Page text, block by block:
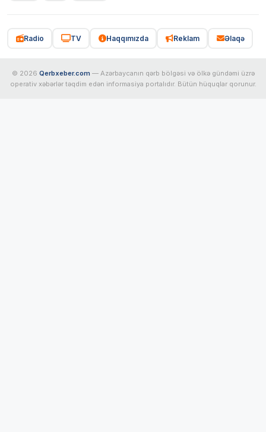
Radio TV Haqqımızda Reklam Əlaqə
© 2026 Qerbxeber.com — Azərbaycanın qərb bölgəsi və ölkə gündəmi üzrə
operativ xəbərlər təqdim edən informasiya portalıdır. Bütün hüquqlar qorunur.